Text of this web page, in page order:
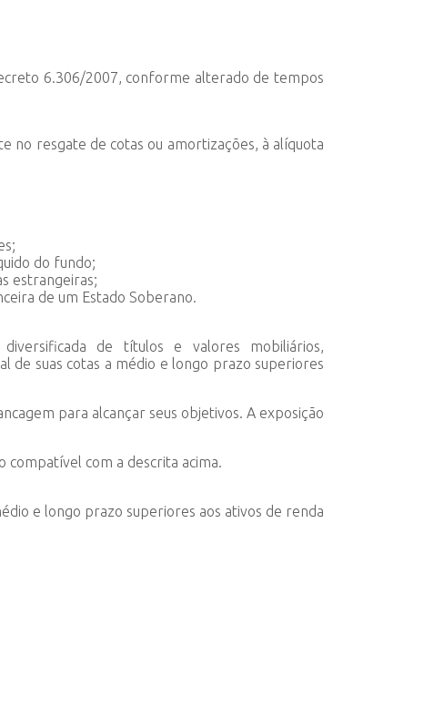
6.306/2007, conforme alterado de tempos
no resgate de cotas ou amortizações, à alíquota
do fundo;
estrangeiras;
de um Estado Soberano.
de títulos e valores mobiliários,
de suas cotas a médio e longo prazo superiores
para alcançar seus objetivos. A exposição
com a descrita acima.
e longo prazo superiores aos ativos de renda